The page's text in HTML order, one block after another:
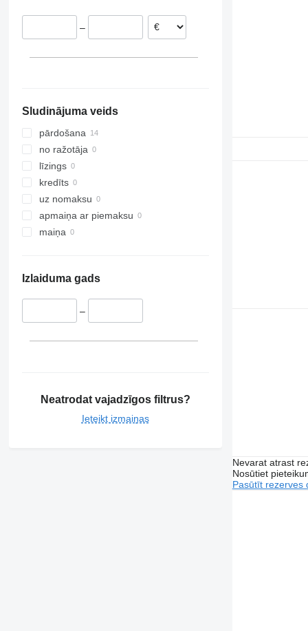
–
Sludinājuma veids
pārdošana
no ražotāja
līzings
kredīts
uz nomaksu
apmaiņa ar piemaksu
maiņa
Izlaiduma gads
–
Neatrodat vajadzīgos filtrus?
Ieteikt izmaiņas
Nevarat atrast
Nosūtiet
Pasūtīt rezerves